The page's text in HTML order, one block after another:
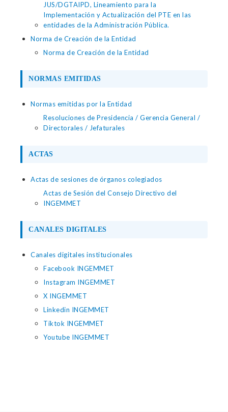
JUS/DGTAIPD, Lineamiento para la
Implementación y Actualización del PTE en las
entidades de la Administración Pública.
Norma de Creación de la Entidad
Norma de Creación de la Entidad
NORMAS EMITIDAS
Normas emitidas por la Entidad
Resoluciones de Presidencia / Gerencia General /
Directorales / Jefaturales
ACTAS
Actas de sesiones de órganos colegiados
Actas de Sesión del Consejo Directivo del
INGEMMET
CANALES DIGITALES
Canales digitales institucionales
Facebook INGEMMET
Instagram INGEMMET
X INGEMMET
Linkedin INGEMMET
Tiktok INGEMMET
Youtube INGEMMET